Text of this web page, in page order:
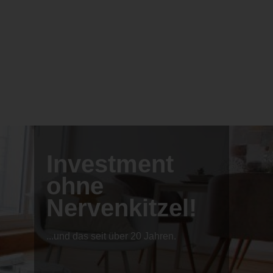
Investment
ohne
Nervenkitzel!
...und das seit über 20 Jahren.